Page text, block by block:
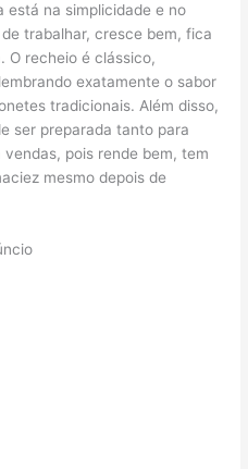
está na simplicidade e no
trabalhar, cresce bem, fica
O recheio é clássico,
exatamente o sabor
tradicionais. Além disso,
ser preparada tanto para
pois rende bem, tem
mesmo depois de